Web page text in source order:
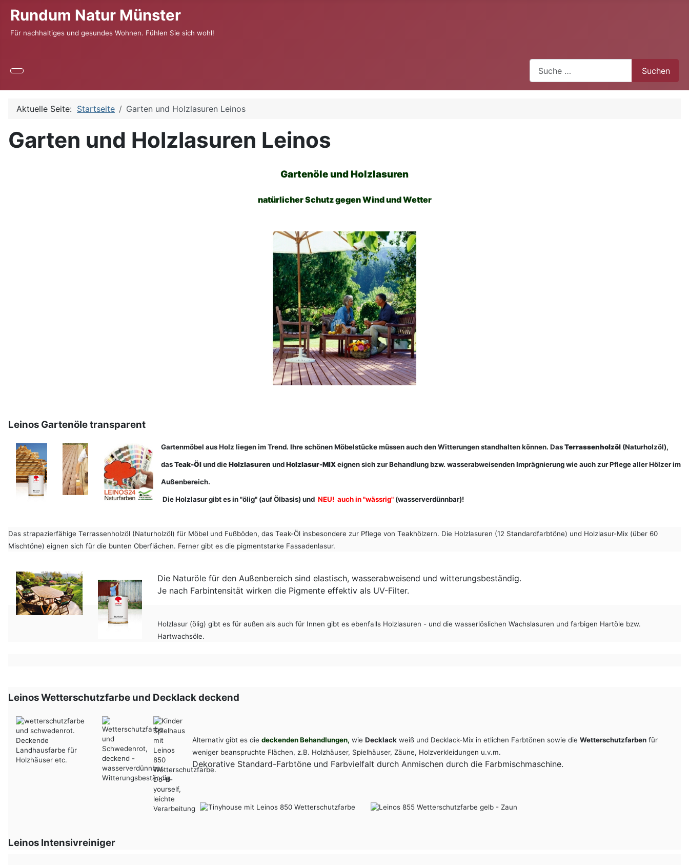
Rundum Natur Münster
Für nachhaltiges und gesundes Wohnen. Fühlen Sie sich wohl!
Suchen
Aktuelle Seite: Startseite Garten und Holzlasuren Leinos
Garten und Holzlasuren Leinos
Gartenöle und Holzlasuren
natürlicher Schutz gegen Wind und Wetter
Leinos Gartenöle transparent
Gartenmöbel aus Holz liegen im Trend. Ihre schönen Möbelstücke müssen auch den Witterungen standhalten können. DasTerrassenholzöl (Naturholzöl),
dasTeak-Ölund dieHolzlasuren undHolzlasur-MIXeignen sich zur Behandlung bzw. wasserabweisenden Imprägnierung wie auch zur Pflege aller Hölzer im
Außenbereich.
Die Holzlasur gibt es in "ölig" (auf Ölbasis) und NEU! auch in "wässrig" (wasserverdünnbar)!
Das strapazierfähige Terrassenholzöl (Naturholzöl) für Möbel und Fußböden, das Teak-Öl insbesondere zur Pflege von Teakhölzern. Die Holzlasuren (12 Standardfarbtöne) und Holzlasur-Mix (über 60
Mischtöne) eignen sich für die bunten Oberflächen. Ferner gibt es die pigmentstarke Fassadenlasur.
Die Naturöle für den Außenbereich sind elastisch, wasserabweisend und witterungsbeständig.
Je nach Farbintensität wirken die Pigmente effektiv als UV-Filter.
Holzlasur (ölig) gibt es für außen als auch für Innen gibt es ebenfalls Holzlasuren - und die wasserlöslichen Wachslasuren und farbigen Hartöle bzw.
Hartwachsöle.
Leinos Wetterschutzfarbe und Decklack deckend
Alternativ gibt es die deckenden Behandlungen, wie Decklack weiß und Decklack-Mix in etlichen Farbtönen sowie die Wetterschutzfarben für
weniger beanspruchte Flächen, z.B. Holzhäuser, Spielhäuser, Zäune, Holzverkleidungen u.v.m.
Dekorative Standard-Farbtöne und Farbvielfalt durch Anmischen durch die Farbmischmaschine.
Leinos Intensivreiniger